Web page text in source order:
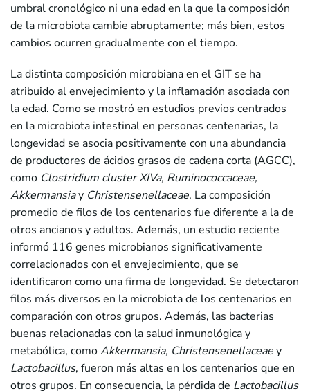
umbral cronológico ni una edad en la que la composición
de la microbiota cambie abruptamente; más bien, estos
cambios ocurren gradualmente con el tiempo.
La distinta composición microbiana en el GIT se ha
atribuido al envejecimiento y la inflamación asociada con
la edad. Como se mostró en estudios previos centrados
en la microbiota intestinal en personas centenarias, la
longevidad se asocia positivamente con una abundancia
de productores de ácidos grasos de cadena corta (AGCC),
como Clostridium cluster XIVa, Ruminococcaceae,
Akkermansiay Christensenellaceae. La composición
promedio de filos de los centenarios fue diferente a la de
otros ancianos y adultos. Además, un estudio reciente
informó 116 genes microbianos significativamente
correlacionados con el envejecimiento, que se
identificaron como una firma de longevidad. Se detectaron
filos más diversos en la microbiota de los centenarios en
comparación con otros grupos. Además, las bacterias
buenas relacionadas con la salud inmunológica y
metabólica, comoAkkermansia, Christensenellaceaey
Lactobacillus, fueron más altas en los centenarios que en
otros grupos. En consecuencia, la pérdida de Lactobacillus